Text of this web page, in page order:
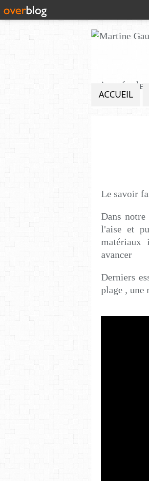
ACCUEIL
Le savoir
Dans
l'aise et
matériaux
avancer
Derniers
plage , une